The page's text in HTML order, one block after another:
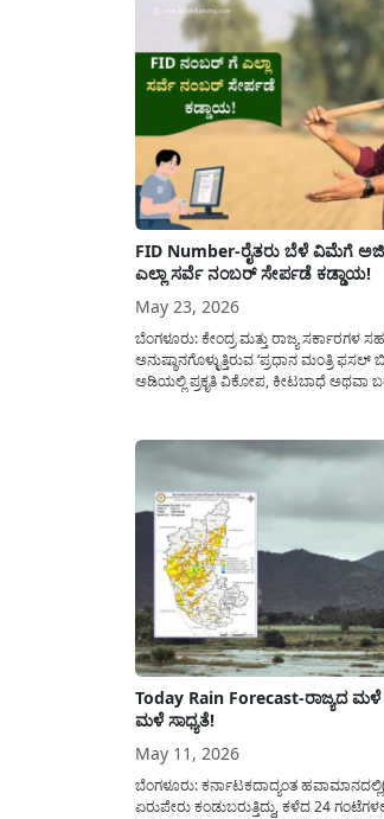
FID Number-ರೈತರು ಬೆಳೆ ವಿಮೆಗೆ
ಎಲ್ಲಾ ಸರ್ವೆ ನಂಬರ್ ಸೇರ್ಪಡೆ ಕಡ್ಡಾಯ!
May 23, 2026
ಬೆಂಗಳೂರು: ಕೇಂದ್ರ ಮತ್ತು ರಾಜ್ಯ ಸರ್ಕಾರಗಳ
ಅನುಷ್ಠಾನಗೊಳ್ಳುತ್ತಿರುವ ‘ಪ್ರಧಾನ ಮಂತ್ರಿ
ಅಡಿಯಲ್ಲಿ ಪ್ರಕೃತಿ ವಿಕೋಪ, ಕೀಟಬಾಧೆ ಅಥವಾ
ಕಡ್ಡಾಯಗೊಳಿಸಿದೆ. ರೈತರು ತಾವು ಬೆಳೆದಿರುವ
Today Rain Forecast-ರಾಜ್ಯದ
ಮಳೆ ಸಾಧ್ಯತೆ!
May 11, 2026
ಬೆಂಗಳೂರು: ಕರ್ನಾಟಕದಾದ್ಯಂತ
ಏರುಪೇರು ಕಂಡುಬರುತ್ತಿದ್ದು, ಕಳೆದ 24